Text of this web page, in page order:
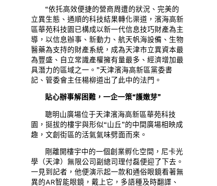
“依托高效便捷的營商周遭的狀況、完美的
立異生態、通順的科技結果轉化渠道，濱海高新
區華苑科技園已構成以新一代信息技巧財產為主
導，以信息辦事、新動力、航天帆海設備、生物
醫藥為支持的財產系統，成為天津市立異資本最
為豐盛、自立常識產權擁有量最多、經濟增加最
具潛力的區域之一。”天津濱海高新區黨委書
記、管委會主任楊柳道出了此中的法門。
貼心辦事解困難，一企一策“護嫩芽”
聰明山廣場位于天津濱海高新區華苑科技
園，挺拔的樓宇與形似“山丘”的中間廣場相映成
趣，文創街區的活氣氣味劈面而來。
剛離開樓宇中的一個創業孵化空間，尼卡光
學（天津）無限公司副總司理付磊便迎了下去。
一見到記者，他便演示起一款和通俗眼鏡看著無
異的AR智能眼鏡，戴上它，多語種及時翻譯、